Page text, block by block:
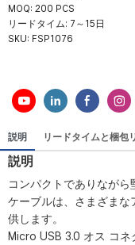
MOQ: 200 PCS
リードタイム: 7～15日
SKU: FSP1076
説明 リードタイムと梱包
説明
コンパクトでありなが
ケーブルは、さまざまな
供します。
Micro USB 3.0 オス コ